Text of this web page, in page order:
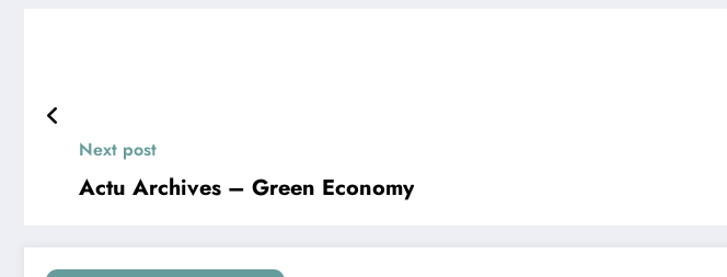
Next post
Actu Archives – Green Economy